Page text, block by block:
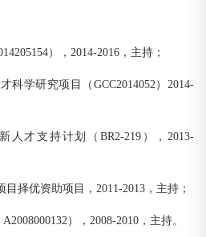
），2014-2016，主持；
科学研究项目（GCC2014052）2014-
人才支持计划（BR2-219），2013-
择优资助项目，2011-2013，主持；
），2008-2010，主持。